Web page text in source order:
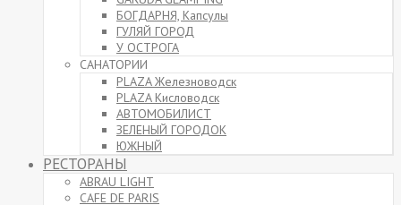
БОГДАРНЯ, Капсулы
ГУЛЯЙ ГОРОД
У ОСТРОГА
САНАТОРИИ
PLAZA Железноводск
PLAZA Кисловодск
АВТОМОБИЛИСТ
ЗЕЛЕНЫЙ ГОРОДОК
ЮЖНЫЙ
РЕСТОРАНЫ
ABRAU LIGHT
CAFE DE PARIS